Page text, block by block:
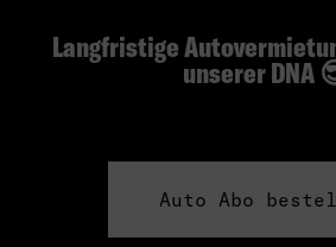
Langfristige
unserer DNA
Auto Abo